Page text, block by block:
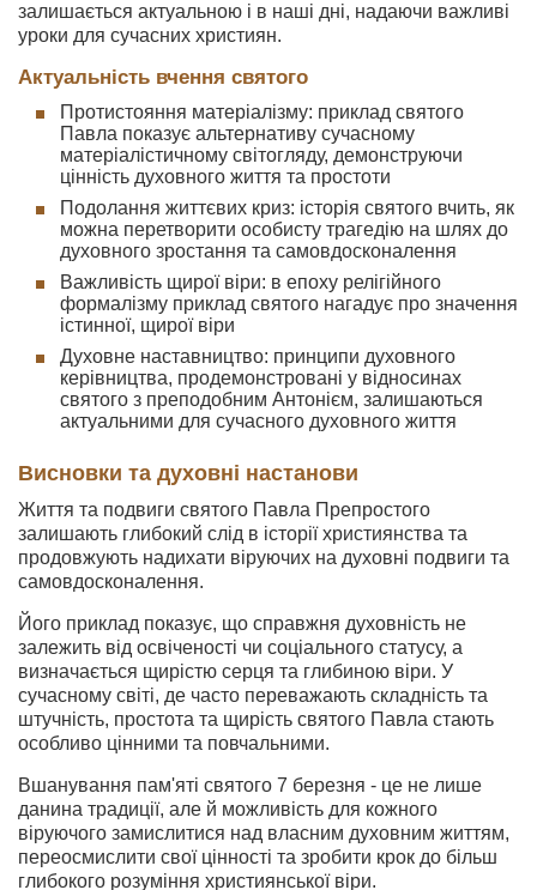
залишається актуальною і в наші дні, надаючи важливі
уроки для сучасних християн.
Актуальність вчення святого
Протистояння матеріалізму: приклад святого
Павла показує альтернативу сучасному
матеріалістичному світогляду, демонструючи
цінність духовного життя та простоти
Подолання життєвих криз: історія святого вчить, як
можна перетворити особисту трагедію на шлях до
духовного зростання та самовдосконалення
Важливість щирої віри: в епоху релігійного
формалізму приклад святого нагадує про значення
істинної, щирої віри
Духовне наставництво: принципи духовного
керівництва, продемонстровані у відносинах
святого з преподобним Антонієм, залишаються
актуальними для сучасного духовного життя
Висновки та духовні настанови
Життя та подвиги святого Павла Препростого
залишають глибокий слід в історії християнства та
продовжують надихати віруючих на духовні подвиги та
самовдосконалення.
Його приклад показує, що справжня духовність не
залежить від освіченості чи соціального статусу, а
визначається щирістю серця та глибиною віри. У
сучасному світі, де часто переважають складність та
штучність, простота та щирість святого Павла стають
особливо цінними та повчальними.
Вшанування пам'яті святого 7 березня - це не лише
данина традиції, але й можливість для кожного
віруючого замислитися над власним духовним життям,
переосмислити свої цінності та зробити крок до більш
глибокого розуміння християнської віри.